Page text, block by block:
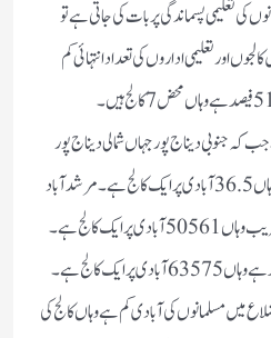
تعلیمی پسماندگی پر بات کی جاتی ہے تو
اور تعلیمی اداروں کی تعداد انتہائی کم
ہے۔ شمالی دیناج پور جہاں مسلم آبادی 51 فیصد ہے وہاں محض 7کالج ہیں۔
ہے۔ جب کہ جنوبی دیناج پورجہاں شمالی دیناج پور
کے مقابلے مسلمانوں کی آبادی کم ہے وہاں 36.5 آبادی پر ایک کالج ہے۔ مرشدآباد
میں مسلمانوں کی آبادی 68 فیصد کے قریب وہاں 50561 آبادی پر ایک کالج ہے۔
مالدہ جہاں مسلمانوں کی آبادی 51 فیصد ہے وہاں 63575 آبادی پر ایک کالج ہے۔
میں مسلمانوں کی آبادی کم ہے وہاں کالج کی